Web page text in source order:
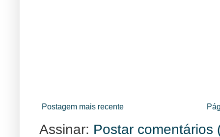
Postagem mais recente
Assinar: Postar comentários